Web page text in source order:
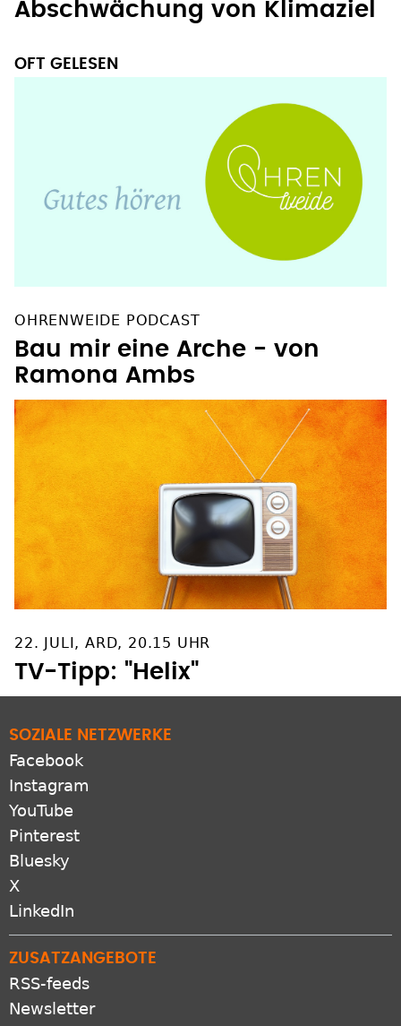
Abschwächung von Klimaziel
OFT GELESEN
OHRENWEIDE PODCAST
Bau mir eine Arche - von
Ramona Ambs
22. JULI, ARD, 20.15 UHR
TV-Tipp: "Helix"
SOZIALE NETZWERKE
Facebook
Instagram
YouTube
Pinterest
Bluesky
X
LinkedIn
ZUSATZANGEBOTE
RSS-feeds
Newsletter